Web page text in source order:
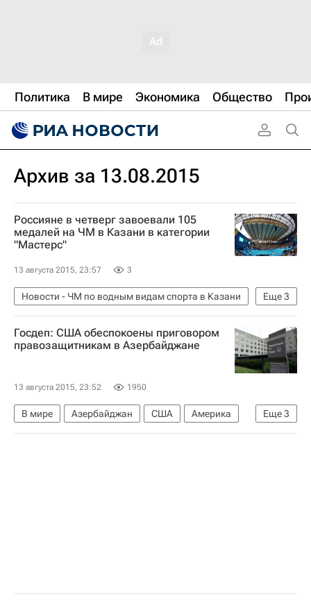
Политика В мире Экономика Общество
Архив за 13.08.2015
Россияне в четверг завоевали 105
медалей на ЧМ в Казани в категории
"Мастерс"
13 августа 2015, 23:57 3
Еще3
Новости - ЧМ по водным видам спорта в Казани
Водные виды
ЧМ по водным видам спорта в Казани
Госдеп: США обеспокоены приговором
правозащитникам в Азербайджане
13 августа 2015, 23:52 1950
Еще3
В мире Азербайджан США
Америка
Европа
Северная Америка Весь мир